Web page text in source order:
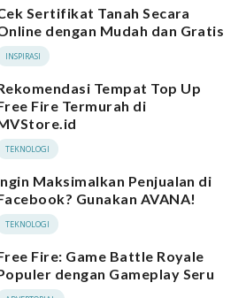
Sertifikat Tanah Secara
dengan Mudah dan Gratis
INSPIRASI
Tempat Top Up
Fire Termurah di
TEKNOLOGI
Maksimalkan Penjualan di
Gunakan AVANA!
TEKNOLOGI
Fire: Game Battle Royale
dengan Gameplay Seru